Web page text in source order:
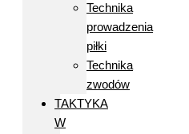
Technika
prowadzenia
piłki
Technika
zwodów
TAKTYKA
W